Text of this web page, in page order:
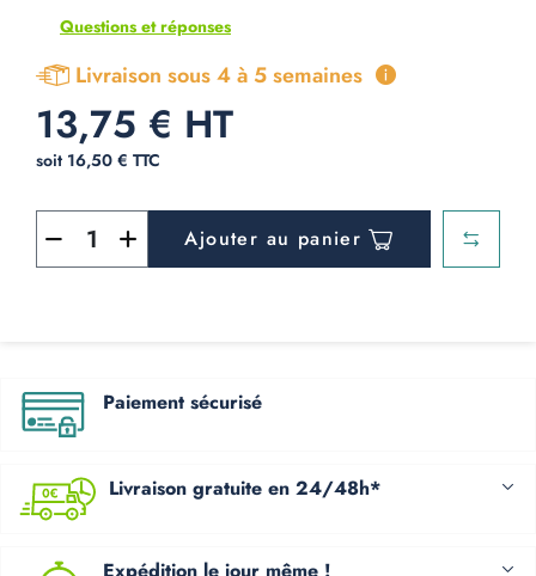
Questions et réponses
Livraison sous 4 à 5 semaines
13,75 € HT
soit 16,50 € TTC
Ajouter au panier
Paiement sécurisé
Livraison gratuite en 24/48h*